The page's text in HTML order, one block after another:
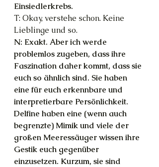
Einsiedlerkrebs.
T: Okay, verstehe schon. Keine
Lieblinge und so.
N: Exakt. Aber ich werde
problemlos zugeben, dass ihre
Faszination daher kommt, dass sie
euch so ähnlich sind. Sie haben
eine für euch erkennbare und
interpretierbare Persönlichkeit.
Delfine haben eine (wenn auch
begrenzte) Mimik und viele der
großen Meeressäuger wissen ihre
Gestik euch gegenüber
einzusetzen. Kurzum, sie sind